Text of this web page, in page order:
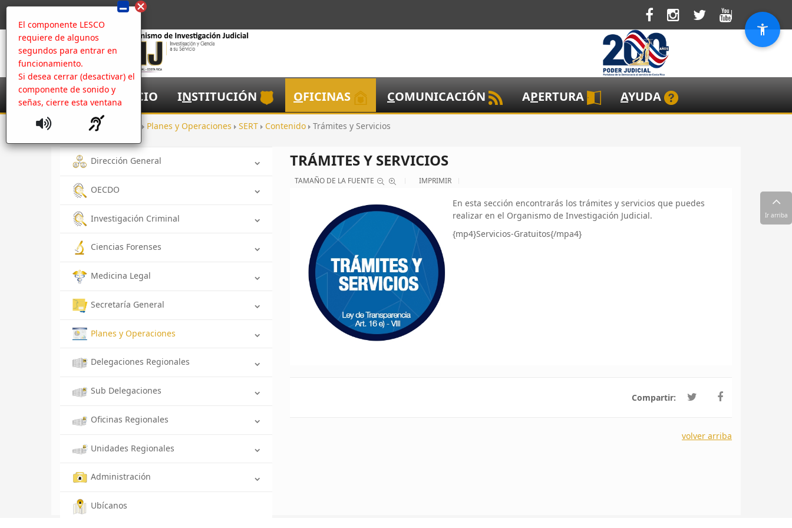
El componente LESCO
requiere de algunos
segundos para entrar en
funcionamiento.
Si desea cerrar (desactivar) el
componente de sonido y
señas, cierre esta ventana
NICIO INSTITUCIÓN OFICINAS COMUNICACIÓN APERTURA AYUDA
Inicio Planes y Operaciones SERT Contenido Trámites y Servicios
Dirección General
OECDO
Investigación Criminal
Ciencias Forenses
Medicina Legal
Secretaría General
Planes y Operaciones
Delegaciones Regionales
Sub Delegaciones
Oficinas Regionales
Unidades Regionales
Administración
Ubícanos
TRÁMITES Y SERVICIOS
TAMAÑO DE LA FUENTE IMPRIMIR
En esta sección encontrarás los trámites y servicios que puedes
realizar en el Organismo de Investigación Judicial.
{mp4}Servicios-Gratuitos{/mpa4}
Compartir:
volver arriba
Ir arriba